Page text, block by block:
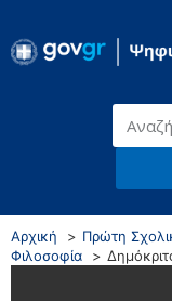
Αρχική Πρώτη
Φιλοσοφία